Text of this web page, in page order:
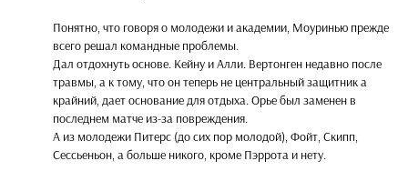
Понятно, что говоря о молодежи и академии, Моуринью прежде
всего решал командные проблемы.
Дал отдохнуть основе. Кейну и Алли. Вертонген недавно после
травмы, а к тому, что он теперь не центральный защитник а
крайний, дает основание для отдыха. Орье был заменен в
последнем матче из-за повреждения.
А из молодежи Питерс (до сих пор молодой), Фойт, Скипп,
Сессьеньон, а больше никого, кроме Пэррота и нету.